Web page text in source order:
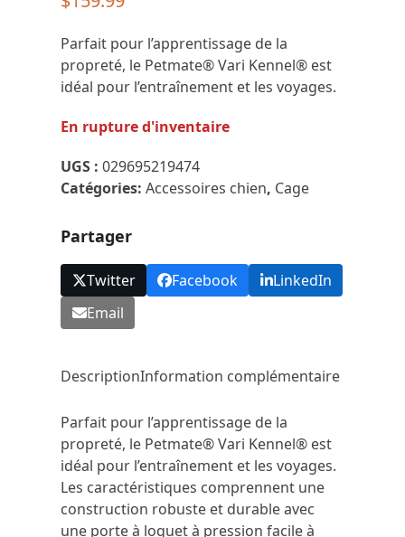
Parfait pour l’apprentissage de la
propreté, le Petmate® Vari Kennel® est
idéal pour l’entraînement et les voyages.
En rupture d'inventaire
UGS :029695219474
Catégories:Accessoires chien, Cage
Partager
Twitter Facebook
LinkedIn
Email
DescriptionInformation complémentaire
Parfait pour l’apprentissage de la
propreté, le Petmate® Vari Kennel® est
idéal pour l’entraînement et les voyages.
Les caractéristiques comprennent une
construction robuste et durable avec
une porte à loquet à pression facile à